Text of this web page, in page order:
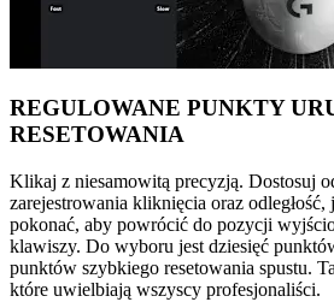
REGULOWANE PUNKTY
RESETOWANIA
Klikaj z niesamowitą precyzją. Dostosuj
zarejestrowania kliknięcia oraz
pokonać, aby powrócić do pozycji
klawiszy. Do wyboru jest dziesięć
punktów szybkiego resetowania spustu.
które uwielbiają wszyscy profesjonaliści.